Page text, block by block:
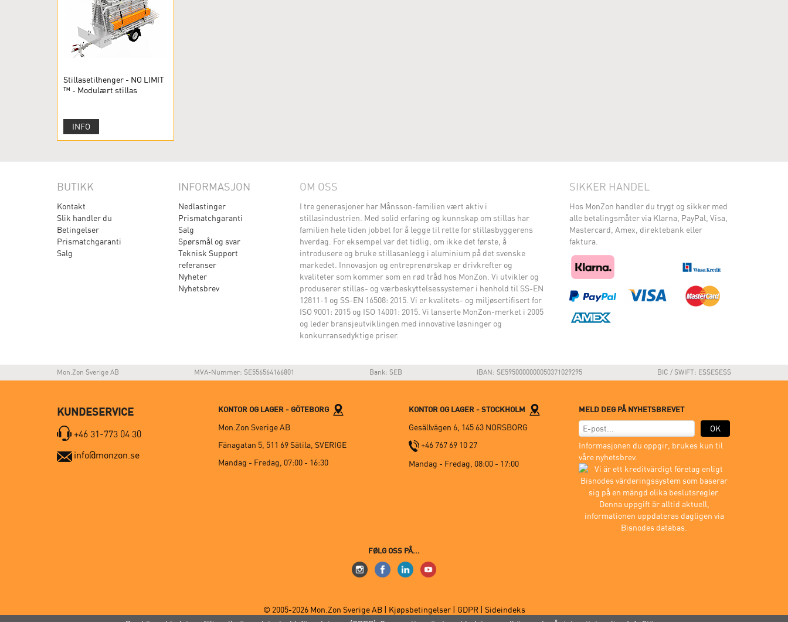
Stillasetilhenger - NO LIMIT
™ - Modulært stillas
INFO
BUTIKK
Kontakt
Slik handler du
Betingelser
Prismatchgaranti
Salg
INFORMASJON
Nedlastinger
Prismatchgaranti
Salg
Spørsmål og svar
Teknisk Support
referanser
Nyheter
Nyhetsbrev
OM OSS
I tre generasjoner har Månsson-familien vært aktiv i
stillasindustrien. Med solid erfaring og kunnskap om stillas har
familien hele tiden jobbet for å legge til rette for stillasbyggerens
hverdag. For eksempel var det tidlig, om ikke det første, å
introdusere og bruke stillasanlegg i aluminium på det svenske
markedet. Innovasjon og entreprenørskap er drivkrefter og
kvaliteter som kommer som en rød tråd hos MonZon. Vi utvikler og
produserer stillas- og værbeskyttelsessystemer i henhold til SS-EN
12811-1 og SS-EN 16508: 2015. Vi er kvalitets- og miljøsertifisert for
ISO 9001: 2015 og ISO 14001: 2015. Vi lanserte MonZon-merket i 2005
og leder bransjeutviklingen med innovative løsninger og
konkurransedyktige priser.
SIKKER HANDEL
Hos MonZon handler du trygt og sikker med
alle betalingsmåter via Klarna, PayPal, Visa,
Mastercard, Amex, direktebank eller
faktura.
Mon.Zon Sverige AB MVA-Nummer: SE556564166801 Bank: SEB IBAN: SE5950000000050371029295 BIC / SWIFT: ESSESESS
KUNDESERVICE
+46 31-773 04 30
info@monzon.se
KONTOR OG LAGER - GÖTEBORG
Mon.Zon Sverige AB
Fänagatan 5, 511 69 Sätila, SVERIGE
Mandag - Fredag, 07:00 - 16:30
KONTOR OG LAGER - STOCKHOLM
Gesällvägen 6, 145 63 NORSBORG
+46 767 69 10 27
Mandag - Fredag, 08:00 - 17:00
MELD DEG PÅ NYHETSBREVET
OK
Informasjonen du oppgir, brukes kun til
våre nyhetsbrev.
FØLG OSS PÅ...
© 2005-2026 Mon.Zon Sverige AB | Kjøpsbetingelser GDPR
Sideindeks